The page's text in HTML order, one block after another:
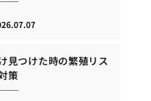
見つけた時の繁殖リス
策